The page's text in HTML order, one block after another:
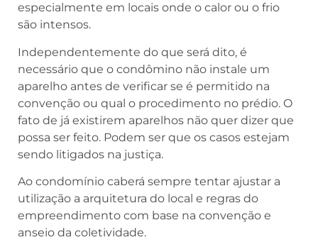
especialmente em locais onde o calor ou o frio
são intensos.
Independentemente do que será dito, é
necessário que o condômino não instale um
aparelho antes de verificar se é permitido na
convenção ou qual o procedimento no prédio. O
fato de já existirem aparelhos não quer dizer que
possa ser feito. Podem ser que os casos estejam
sendo litigados na justiça.
Ao condomínio caberá sempre tentar ajustar a
utilização a arquitetura do local e regras do
empreendimento com base na convenção e
anseio da coletividade.